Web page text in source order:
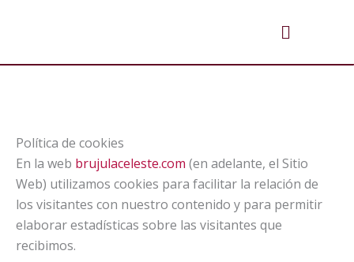
Menú
Política de cookies
En la web brujulaceleste.com (en adelante, el Sitio
Web) utilizamos cookies para facilitar la relación de
los visitantes con nuestro contenido y para permitir
elaborar estadísticas sobre las visitantes que
recibimos.